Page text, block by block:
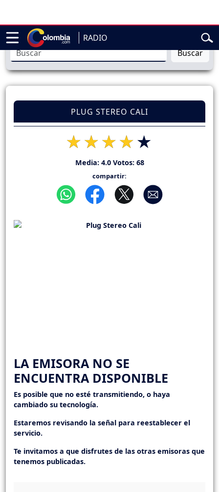
RADIO
de Abelardo de la Espriella
Buscar
PLUG STEREO CALI
Media: 4.0Votos: 68
compartir:
LA EMISORA NO SE
ENCUENTRA DISPONIBLE
Es posible que no esté transmitiendo, o haya
cambiado su tecnología.
Estaremos revisando la señal para reestablecer el
servicio.
Te invitamos a que disfrutes de las otras emisoras que
tenemos publicadas.